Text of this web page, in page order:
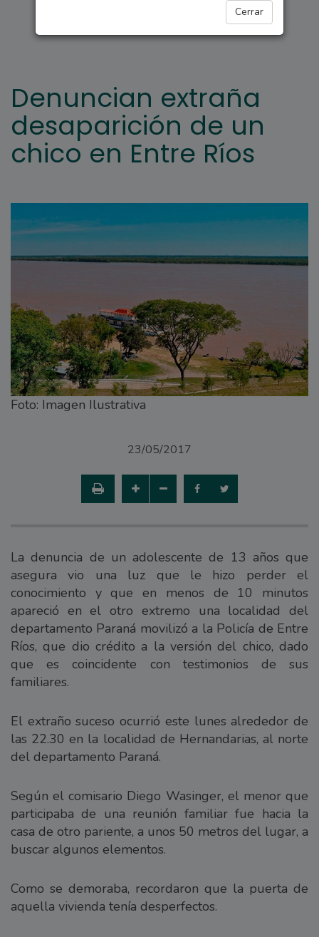
Cerrar
OVNIS Y MISTERIOS
Denuncian extraña
desaparición de un
chico en Entre Ríos
Foto: Imagen Ilustrativa
23/05/2017
La denuncia de un adolescente de 13 años que
asegura vio una luz que le hizo perder el
conocimiento y que en menos de 10 minutos
apareció en el otro extremo una localidad del
departamento Paraná movilizó a la Policía de Entre
Ríos, que dio crédito a la versión del chico, dado
que es coincidente con testimonios de sus
familiares.
El extraño suceso ocurrió este lunes alrededor de
las 22.30 en la localidad de Hernandarias, al norte
del departamento Paraná.
Según el comisario Diego Wasinger, el menor que
participaba de una reunión familiar fue hacia la
casa de otro pariente, a unos 50 metros del lugar, a
buscar algunos elementos.
Como se demoraba, recordaron que la puerta de
aquella vivienda tenía desperfectos.